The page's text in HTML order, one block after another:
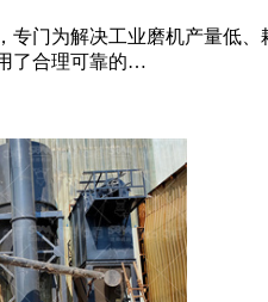
专门为解决工业磨机产量低
了合理可靠的…